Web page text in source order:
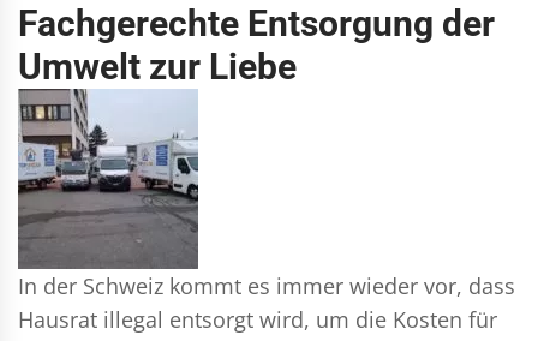
Fachgerechte Entsorgung der
Umwelt zur Liebe
In der Schweiz kommt es immer wieder vor, dass
Hausrat illegal entsorgt wird, um die Kosten für